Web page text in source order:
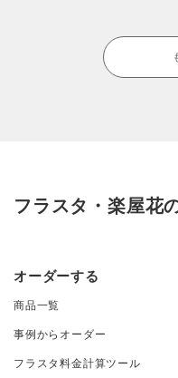
フラスタ・楽屋花
オーダーする
商品一覧
事例からオーダー
フラスタ料金計算ツール